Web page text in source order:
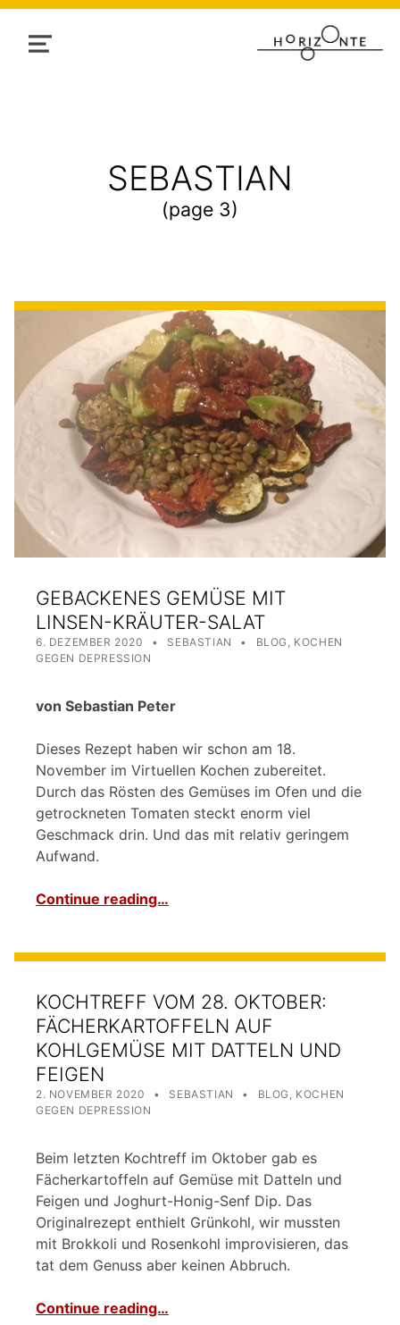
MENU
AUTHOR:
SEBASTIAN
(page 3)
GEBACKENES GEMÜSE MIT
LINSEN-KRÄUTER-SALAT
POSTED ON:
6. DEZEMBER 2020
WRITTEN BY:
SEBASTIAN CATEGORIZED IN:
BLOG
KOCHEN
GEGEN DEPRESSION
von Sebastian Peter
Dieses Rezept haben wir schon am 18.
November im Virtuellen Kochen zubereitet.
Durch das Rösten des Gemüses im Ofen und die
getrockneten Tomaten steckt enorm viel
Geschmack drin. Und das mit relativ geringem
Aufwand.
Continue reading…
KOCHTREFF VOM 28. OKTOBER:
FÄCHERKARTOFFELN AUF
KOHLGEMÜSE MIT DATTELN UND
FEIGEN
POSTED ON:
2. NOVEMBER 2020 SEBASTIAN CATEGORIZED IN:
BLOG
KOCHEN
GEGEN DEPRESSION
Beim letzten Kochtreff im Oktober gab es
Fächerkartoffeln auf Gemüse mit Datteln und
Feigen und Joghurt-Honig-Senf Dip. Das
Originalrezept enthielt Grünkohl, wir mussten
mit Brokkoli und Rosenkohl improvisieren, das
tat dem Genuss aber keinen Abbruch.
Continue reading…